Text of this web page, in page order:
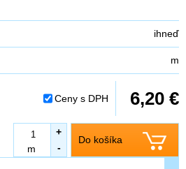
ihneď
m
Ceny s DPH 6,20 €
Do košíka
-
m
+